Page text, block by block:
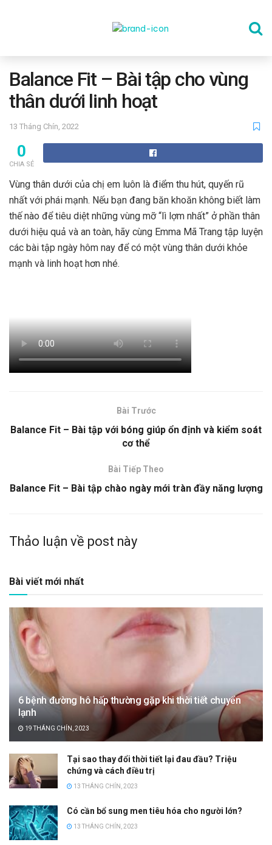
THỂ DỤC
DINH DƯỠNG
SỨC KHỎE TINH THẦN
CÔNG NGHỆ
Balance Fit – Bài tập cho vùng
thân dưới linh hoạt
13 Tháng Chín, 2022
0
CHIA SẺ
Vùng thân dưới của chị em luôn là điểm thu hút, quyến rũ
nhất với phái mạnh. Nếu bạn đang băn khoăn không biết làm
thế nào để tiêu diệt những vùng mỡ “lì lợm nhất” ở phần thân
dưới hiệu quả và an toàn, hãy cùng Emma Mã Trang tập luyện
các bài tập ngày hôm nay để có một vùng thân dưới khỏe
mạnh và linh hoạt hơn nhé.
Bài Trước
Balance Fit – Bài tập với bóng giúp ổn định và kiểm soát
cơ thể
Bài Tiếp Theo
Balance Fit – Bài tập chào ngày mới tràn đầy năng lượng
Thảo luận về post này
Bài viết mới nhất
6 bệnh đường hô hấp thường gặp khi thời tiết chuyển
lạnh
19 THÁNG CHÍN, 2023
Tại sao thay đổi thời tiết lại đau đầu? Triệu
chứng và cách điều trị
13 THÁNG CHÍN, 2023
Có cần bổ sung men tiêu hóa cho người lớn?
13 THÁNG CHÍN, 2023